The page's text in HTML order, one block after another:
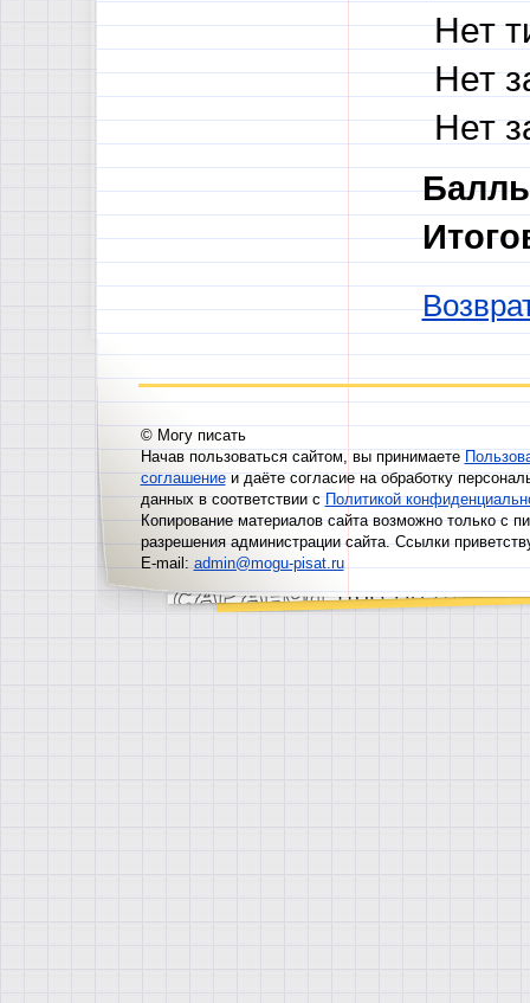
Нет
Нет
Нет
© Могу писать
Начав пользоваться сайтом, вы принимаете
соглашениеи даёте согласие на обработку
данных в соответствии сПолитикой
Копирование материалов сайта возможно только с
разрешения администрации сайта. Ссылки
E-mail:admin@mogu-pisat.ru